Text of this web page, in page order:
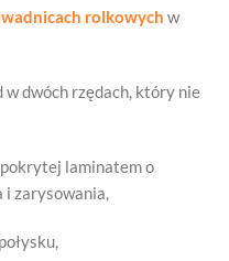
rolkowych w
dwóch rzędach, który nie
laminatem o
zarysowania,